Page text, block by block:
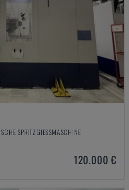
SPRITZGIESSMASCHINE
120.000 €